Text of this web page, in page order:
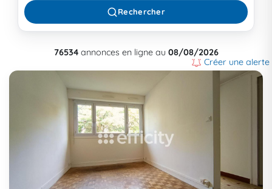
Rechercher
76534annonces en ligne au 08/08/2026
Créer une alerte